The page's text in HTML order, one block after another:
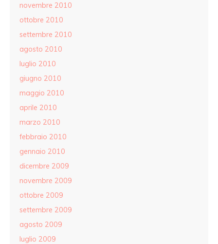
novembre 2010
ottobre 2010
settembre 2010
agosto 2010
luglio 2010
giugno 2010
maggio 2010
aprile 2010
marzo 2010
febbraio 2010
gennaio 2010
dicembre 2009
novembre 2009
ottobre 2009
settembre 2009
agosto 2009
luglio 2009